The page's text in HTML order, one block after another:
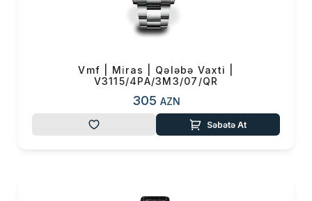
Vmf | Mi̇ras | Qələbə Vaxti |
V3115/4PA/3M3/07/QR
305 AZN
Səbətə At